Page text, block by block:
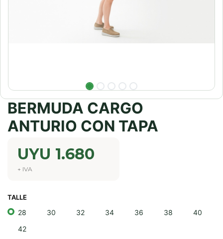
BERMUDA CARGO
ANTURIO CON TAPA
UYU 1.680
+ IVA
TALLE
28 30 32 34 36 38
40
42